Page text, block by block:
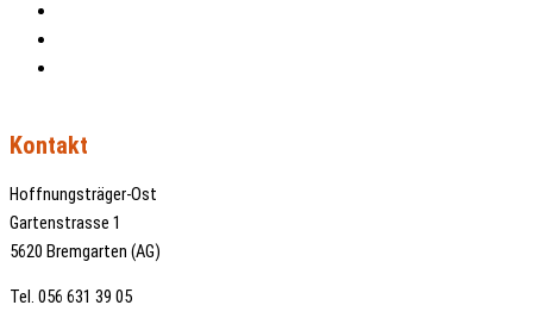
Kontakt
Hoffnungsträger-Ost
Gartenstrasse 1
5620 Bremgarten (AG)
Tel. 056 631 39 05